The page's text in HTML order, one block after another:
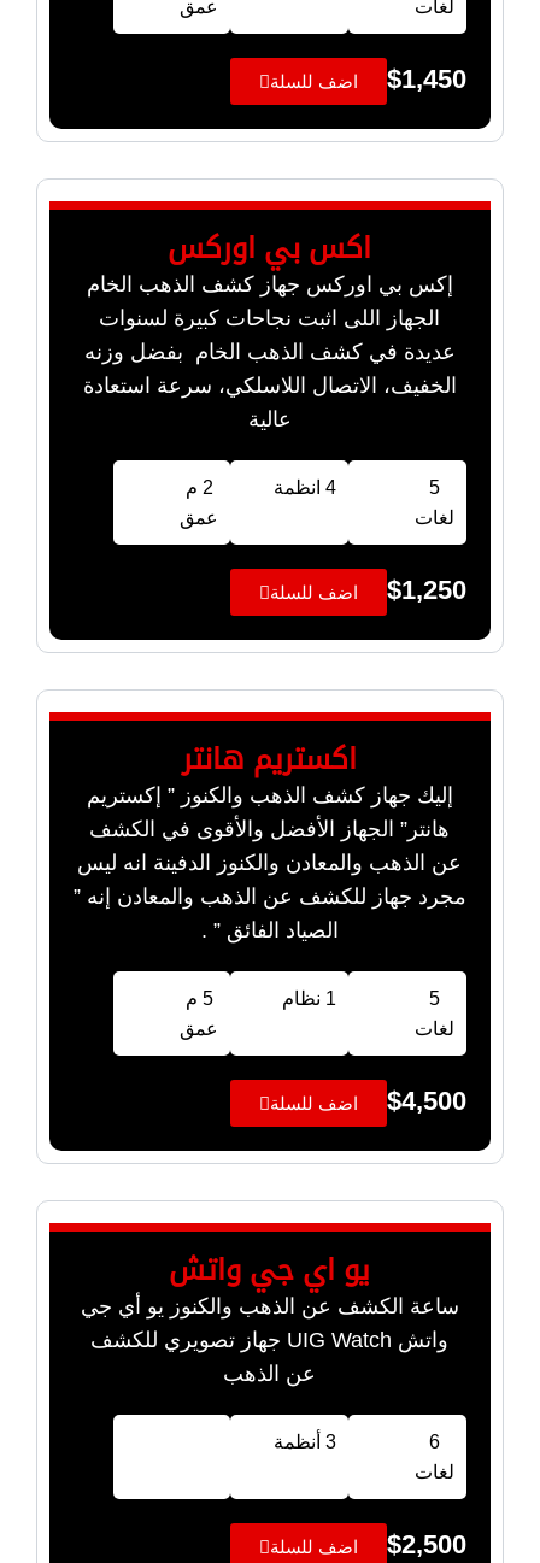
لغات
عمق
$1,450 اضف للسلة
اكس بي اوركس
إكس بي اوركس جهاز كشف الذهب الخام
الجهاز اللى اثبت نجاحات كبيرة لسنوات
عديدة في كشف الذهب الخام بفضل وزنه
الخفيف، الاتصال اللاسلكي، سرعة استعادة
عالية
5
لغات
4 انظمة
2 م
عمق
$1,250 اضف للسلة
اكستريم هانتر
إليك جهاز كشف الذهب والكنوز ” إكستريم
هانتر” الجهاز الأفضل والأقوى في الكشف
عن الذهب والمعادن والكنوز الدفينة انه ليس
مجرد جهاز للكشف عن الذهب والمعادن إنه ”
الصياد الفائق ” .
5
لغات
1 نظام
5 م
عمق
$4,500 اضف للسلة
يو اي جي واتش
ساعة الكشف عن الذهب والكنوز يو أي جي
واتش UIG Watch جهاز تصويري للكشف
عن الذهب
6
لغات
3 أنظمة
$2,500 اضف للسلة